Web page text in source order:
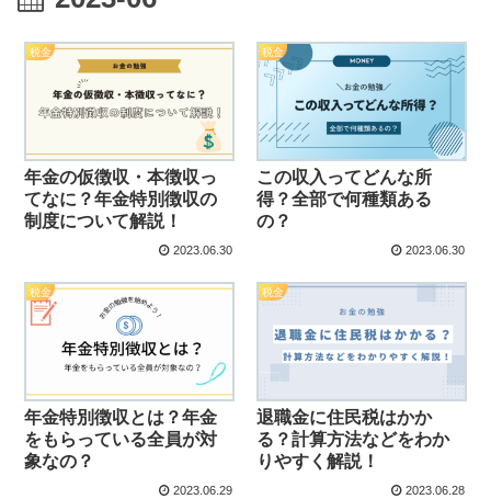
税金
年金の仮徴収・本徴収っ
てなに？年金特別徴収の
制度について解説！
2023.06.30
税金
この収入ってどんな所
得？全部で何種類ある
の？
2023.06.30
税金
年金特別徴収とは？年金
をもらっている全員が対
象なの？
2023.06.29
税金
退職金に住民税はかか
る？計算方法などをわか
りやすく解説！
2023.06.28